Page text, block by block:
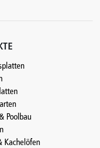
Poolbau
Kachelöfen